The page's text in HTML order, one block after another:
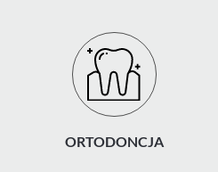
ORTODONCJA